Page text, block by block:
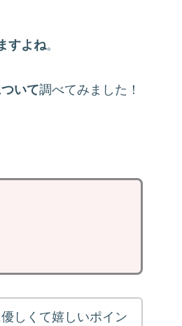
すよね。
いて調べてみました！
しくて嬉しいポイン